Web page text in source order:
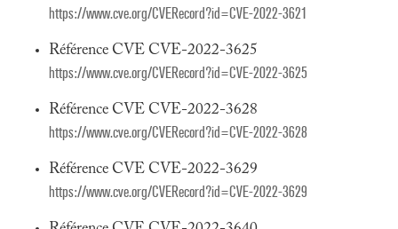
https://www.cve.org/CVERecord?id=CVE-2022-3621
Référence CVE CVE-2022-3625
https://www.cve.org/CVERecord?id=CVE-2022-3625
Référence CVE CVE-2022-3628
https://www.cve.org/CVERecord?id=CVE-2022-3628
Référence CVE CVE-2022-3629
https://www.cve.org/CVERecord?id=CVE-2022-3629